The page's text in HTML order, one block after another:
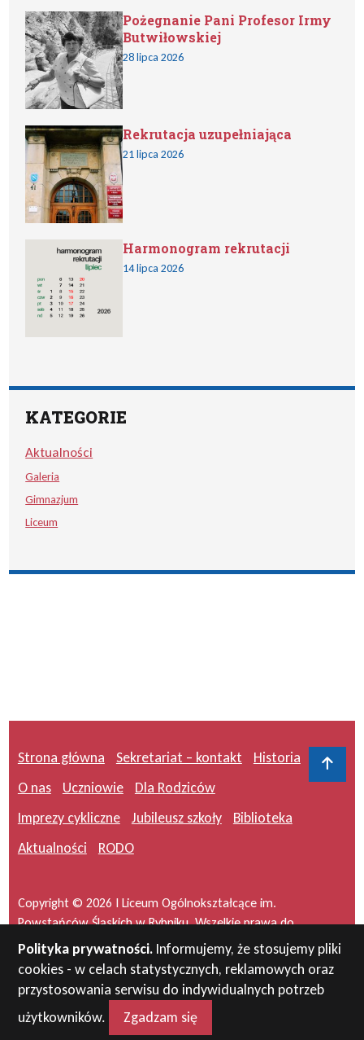
Pożegnanie Pani Profesor Irmy
Butwiłowskiej
28 lipca 2026
Rekrutacja uzupełniająca
21 lipca 2026
Harmonogram rekrutacji
14 lipca 2026
KATEGORIE
Aktualności
Galeria
Gimnazjum
Liceum
Polityka prywatności. Informujemy, że stosujemy pliki
cookies - w celach statystycznych, reklamowych oraz
przystosowania serwisu do indywidualnych potrzeb
użytkowników.
Zgadzam się
Strona główna Sekretariat – kontakt
Historia
O nas
Uczniowie
Dla Rodziców
Imprezy cykliczne
Jubileusz szkoły
Biblioteka
Aktualności
RODO
Copyright © 2026 I Liceum Ogólnokształcące im.
Powstańców Śląskich w Rybniku. Wszelkie prawa do
serwisu zastrzeżone.
Projekt i wykonanie: masideas.pl
Do